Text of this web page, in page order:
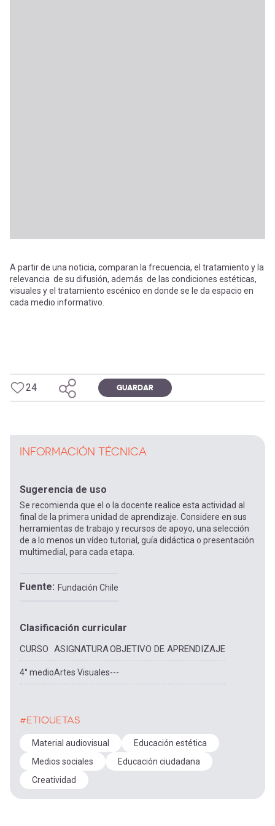
A partir de una noticia, comparan la frecuencia, el tratamiento y la
relevancia de su difusión, además de las condiciones estéticas,
visuales y el tratamiento escénico en donde se le da espacio en
cada medio informativo.
24 GUARDAR
INFORMACIÓN TÉCNICA
Sugerencia de uso
Se recomienda que el o la docente realice esta actividad al
final de la primera unidad de aprendizaje. Considere en sus
herramientas de trabajo y recursos de apoyo, una selección
de a lo menos un vídeo tutorial, guía didáctica o presentación
multimedial, para cada etapa.
Fuente Fundación Chile
Clasificación curricular
CURSO ASIGNATURAOBJETIVO DE APRENDIZAJE
4° medioArtes Visuales---
#ETIQUETAS
Material audiovisual
Educación estética
Medios sociales
Educación ciudadana
Creatividad